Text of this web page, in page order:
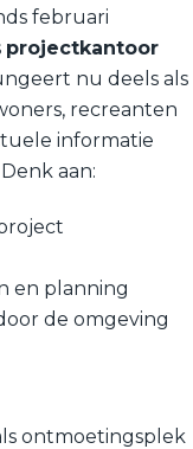
februari
projectkantoor
nu deels als
recreanten
informatie
aan:
en planning
de omgeving
ontmoetingsplek